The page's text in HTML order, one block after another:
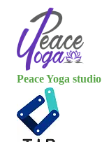
Peace Yoga studio